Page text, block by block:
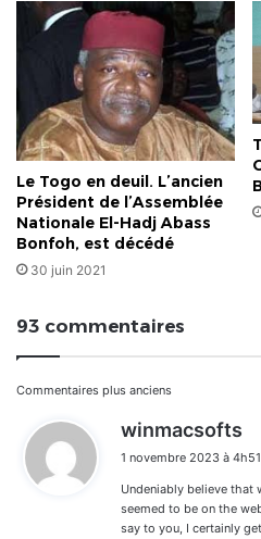
Le Togo en deuil. L’ancien
Président de l’Assemblée
Nationale El-Hadj Abass
Bonfoh, est décédé
30 juin 2021
93 commentaires
Navigation
dans
les
commentaires
Commentaires plus anciens
winmacsofts
t
:
1 novembre 2023 à 4h51
Undeniably believe that
seemed to be on the
say to you, I certainly